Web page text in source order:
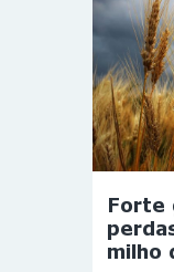
Forte
milho